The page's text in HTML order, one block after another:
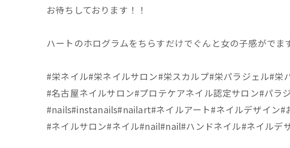
お待ちしております！！
ハートのホログラムをちらすだけでぐんと女の子感がで
#栄ネイル#栄ネイルサロン#栄スカルプ#栄パラジェル#
#名古屋ネイルサロン#プロテケアネイル認定サロン#パラ
#nails#instanails#nailart#ネイルアート#ネイルデザイン#
#ネイルサロン#ネイル#nail#nail#ハンドネイル#ネイルデ